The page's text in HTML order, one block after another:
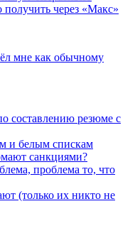
через «Макс»
мне как обычному
составлению резюме с
и белым спискам
санкциями?
проблема то, что
(только их никто не